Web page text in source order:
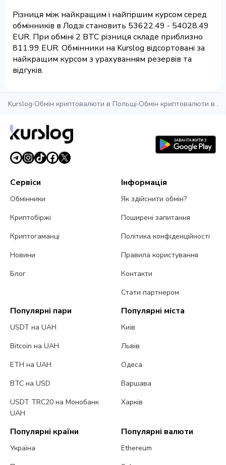
Різниця між найкращим і найгіршим курсом серед
обмінників в Лодзі становить 53622.49 - 54028.49
EUR. При обміні 2 BTC різниця складе приблизно
811.99 EUR. Обмінники на Kurslog відсортовані за
найкращим курсом з урахуванням резервів та
відгуків.
Kurslog›Обмін криптовалюти в Польщі›Обмін криптовалюти в
Сервіси
Обмінники
Криптобіржі
Криптогаманці
Новини
Блог
Інформація
Як здійснити обмін?
Поширені запитання
Політика конфіденційності
Правила користування
Контакти
Стати партнером
Популярні пари
USDT на UAH
Bitcoin на UAH
ETH на UAH
BTC на USD
USDT TRC20 на Монобанк
UAH
Популярні міста
Київ
Львів
Одеса
Варшава
Харків
Популярні країни
Україна
Популярні валюти
Ethereum